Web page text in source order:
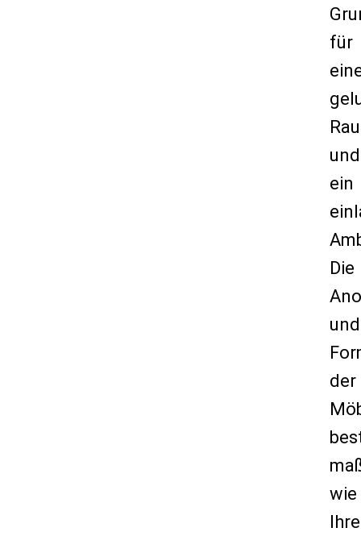
für
und
ein
Die
und
der
wie
Ihre